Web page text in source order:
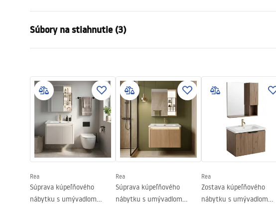
Spôsob montáže
Materiál
Sanitárna keramika, Plast,
Súbory na stiahnutie (3)
Bathroom_sets_manual.pdf
-_Furniture_-_24.pdf
Manual
Instrukcja_monta__u_Szafki_DB6
6-70.pdf
Rea
Súprava kúpeľňového
nábytku s umývadlom
Rea
Súprava kúpeľňového
nábytku s umývadlom
Rea
Zostava kúpeľňového
nábytku s umývadlom